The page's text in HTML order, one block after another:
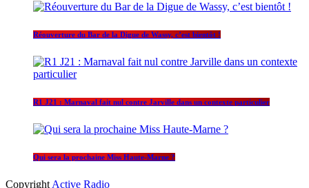
Réouverture du Bar de la Digue de Wassy, c’est bientôt !
R1 J21 : Marnaval fait nul contre Jarville dans un contexte particulier
Qui sera la prochaine Miss Haute-Marne ?
Copyright Active Radio